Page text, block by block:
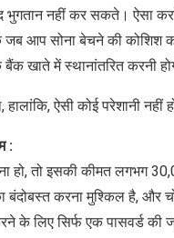
नहीं कर सकते। ऐसा करने
जब आप सोना बेचने की कोशिश
खाते में स्थानांतरित करनी
ऐसी कोई परेशानी नहीं
:
हो, तो इसकी कीमत लगभग
करना मुश्किल है, और
लिए सिर्फ एक पासवर्ड की